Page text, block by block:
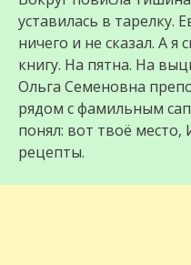
уставилась в тарелку.
ничего и не сказал. А я
книгу. На пятна. На
Ольга Семеновна
рядом с фамильным
понял: вот твоё место,
рецепты.